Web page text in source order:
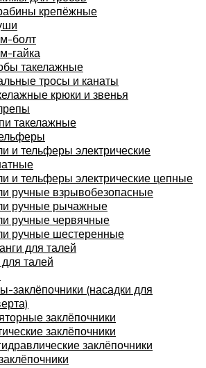
крепёжные
болт
гайка
такелажные
тросы и канаты
крюки и звенья
такелажные
и тельферы электрические
и тельферы электрические цепные
ручные взрывобезопасные
ручные рычажные
ручные червячные
ручные шестеренные
для талей
талей
заклёпочники (насадки для
заклёпочники
заклёпочники
заклёпочники